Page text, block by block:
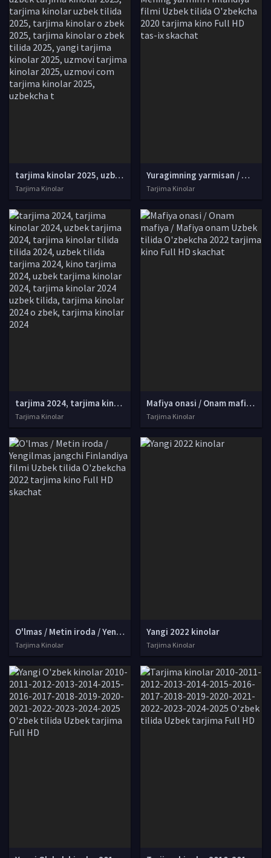
tarjima kinolar 2025, uzbek tarjima kinolar 2025, tarjima kinolar uzbek tilida 2025, tarjima kinolar o zbek 2025, tarjima kinolar o zbek tilida 2025, yangi tarjima kinolar 2025, uzmovi tarjima kinolar 2025, uzmovi com tarjima kinolar 2025, uzbekcha t
Tarjima Kinolar
Yuragimning yarmisan / Mening yarmim Finlandiya filmi Uzbek tilida O'zbekcha 2020 tarjima kino Full HD tas-ix skachat
Tarjima Kinolar
tarjima 2024, tarjima kinolar 2024, uzbek tarjima 2024, tarjima kinolar tilida tilida 2024, uzbek tilida tarjima 2024, kino tarjima 2024, uzbek tarjima kinolar 2024, tarjima kinolar 2024 uzbek tilida, tarjima kinolar 2024 o zbek, tarjima kinolar 2024
Tarjima Kinolar
Mafiya onasi / Onam mafiya / Mafiya onam Uzbek tilida O'zbekcha 2022 tarjima kino Full HD skachat
Tarjima Kinolar
O'lmas / Metin iroda / Yengilmas jangchi Finlandiya filmi Uzbek tilida O'zbekcha 2022 tarjima kino Full HD skachat
Tarjima Kinolar
Yangi 2022 kinolar
Tarjima Kinolar